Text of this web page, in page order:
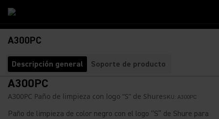
A300PC
Descripción general Soporte de producto
A300PC
A300PC Paño de limpieza con logo “S” de ShureSKU: A300PC
Paño de limpieza de color negro con el logo “S” de Shure para